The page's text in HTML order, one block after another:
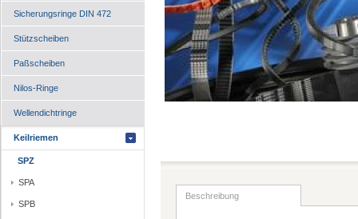
Sicherungsringe DIN 472
Stützscheiben
Paßscheiben
Nilos-Ringe
Wellendichtringe
Keilriemen
SPZ
SPA
SPB
Beschreibung